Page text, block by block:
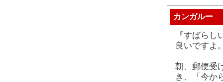
カンガルー
『すばら
良いですよ
朝、郵便受
き、「今か